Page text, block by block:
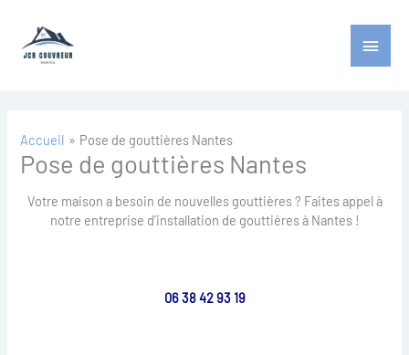
contenu
Menu
Accueil Pose de gouttières Nantes
Pose de gouttières Nantes
Votre maison a besoin de nouvelles gouttières ? Faites appel à
notre entreprise d’installation de gouttières à Nantes !
06 38 42 93 19